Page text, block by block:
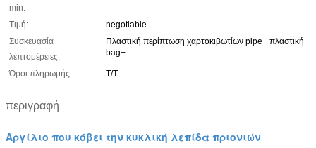
min:
Τιμή:
negotiable
Συσκευασία
λεπτομέρειες:
Πλαστική περίπτωση χαρτοκιβωτίων pipe+ πλαστική
bag+
Όροι πληρωμής: T/T
περιγραφή
Αργίλιο που κόβει την κυκλική λεπίδα πριονιών